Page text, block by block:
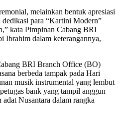
melainkan bentuk apresiasi
dedikasi para “Kartini Modern”
kata Pimpinan Cabang BRI
Ibrahim dalam keterangannya,
BRI Branch Office (BO)
berbeda tampak pada Hari
musik instrumental yang lembut
bank yang tampil anggun
Nusantara dalam rangka